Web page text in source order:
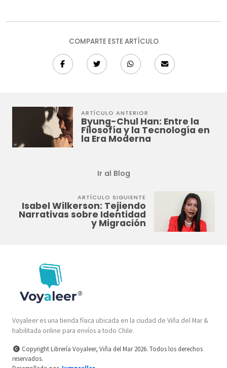
COMPARTE ESTE ARTÍCULO
ARTÍCULO ANTERIOR
Byung-Chul Han: Entre la
Filosofía y la Tecnología en
la Era Moderna
Ir al Blog
ARTÍCULO SIGUIENTE
Isabel Wilkerson: Tejiendo
Narrativas sobre Identidad
y Migración
Voyaleer es una tienda física ubicada en la ciudad de Viña del Mar &
habilitada online para envíos a todo Chile.
Copyright Librería Voyaleer, Viña del Mar 2026. Todos los derechos
reservados.